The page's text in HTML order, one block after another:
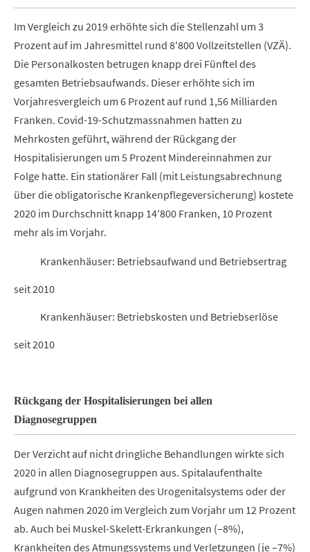
Im Vergleich zu 2019 erhöhte sich die Stellenzahl um 3
Prozent auf im Jahresmittel rund 8'800 Vollzeitstellen (VZÄ).
Die Personalkosten betrugen knapp drei Fünftel des
gesamten Betriebsaufwands. Dieser erhöhte sich im
Vorjahresvergleich um 6 Prozent auf rund 1,56 Milliarden
Franken. Covid-19-Schutzmassnahmen hatten zu
Mehrkosten geführt, während der Rückgang der
Hospitalisierungen um 5 Prozent Mindereinnahmen zur
Folge hatte. Ein stationärer Fall (mit Leistungsabrechnung
über die obligatorische Krankenpflegeversicherung) kostete
2020 im Durchschnitt knapp 14′800 Franken, 10 Prozent
mehr als im Vorjahr.
Krankenhäuser: Betriebsaufwand und Betriebsertrag
seit 2010
Krankenhäuser: Betriebskosten und Betriebserlöse
seit 2010
Rückgang der Hospitalisierungen bei allen
Diagnosegruppen
Der Verzicht auf nicht dringliche Behandlungen wirkte sich
2020 in allen Diagnosegruppen aus. Spitalaufenthalte
aufgrund von Krankheiten des Urogenitalsystems oder der
Augen nahmen 2020 im Vergleich zum Vorjahr um 12 Prozent
ab. Auch bei Muskel-Skelett-Erkrankungen (–8%),
Krankheiten des Atmungssystems und Verletzungen (je –7%)